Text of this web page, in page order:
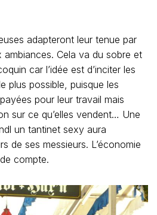
adapteront leur tenue par
Cela va du sobre et
car l’idée est d’inciter les
plus possible, puisque les
pour leur travail mais
sur ce qu’elles vendent… Une
un tantinet sexy aura
de ses messieurs. L’économie
compte.